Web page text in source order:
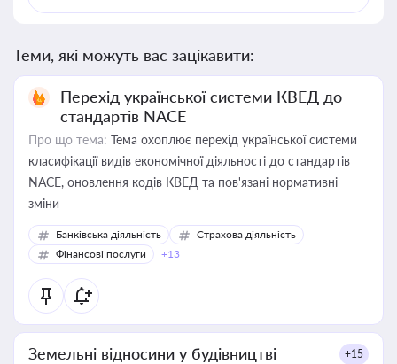
Теми, які можуть вас зацікавити:
Перехід української системи КВЕД до
стандартів NACE
Про що тема: Тема охоплює перехід української системи
класифікації видів економічної діяльності до стандартів
NACE, оновлення кодів КВЕД та пов'язані нормативні
зміни
Банківська діяльність
Страхова діяльність
Фінансові послуги
+13
Земельні відносини у будівництві +15